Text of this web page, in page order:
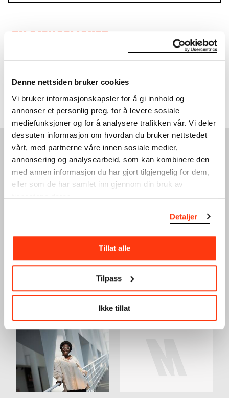
Denne nettsiden bruker cookies
Vi bruker informasjonskapsler for å gi innhold og
annonser et personlig preg, for å levere sosiale
mediefunksjoner og for å analysere trafikken vår. Vi deler
dessuten informasjon om hvordan du bruker nettstedet
vårt, med partnerne våre innen sosiale medier,
annonsering og analysearbeid, som kan kombinere den
med annen informasjon du har gjort tilgjengelig for dem,
eller som de har samlet inn gjennom din bruk av
tjenestene deres.
Detaljer
Tillat alle
Tilpass
Ikke tillat
TILGJENGELIGHET
Inkluderende og tilgjengelige kunstopplevelser for alle.
SE OGSÅ
JORDSVINGNINGER: ALI
28.04.2024,14:00
CORPUS INFINITUM:
SAMTALE
14.03.2024,18:00